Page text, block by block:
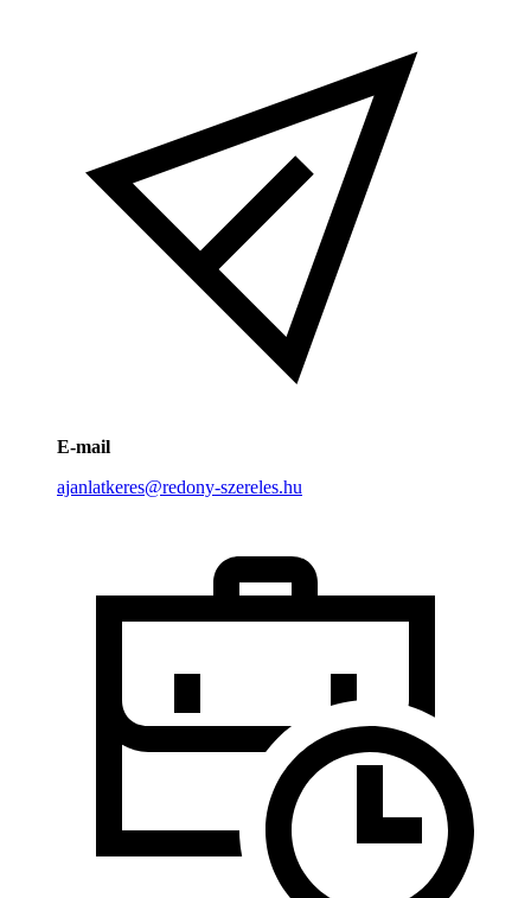
E-mail
ajanlatkeres@redony-szereles.hu